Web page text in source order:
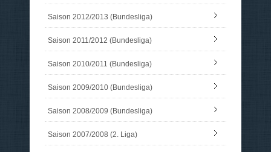
Saison 2012/2013 (Bundesliga)
Saison 2011/2012 (Bundesliga)
Saison 2010/2011 (Bundesliga)
Saison 2009/2010 (Bundesliga)
Saison 2008/2009 (Bundesliga)
Saison 2007/2008 (2. Liga)